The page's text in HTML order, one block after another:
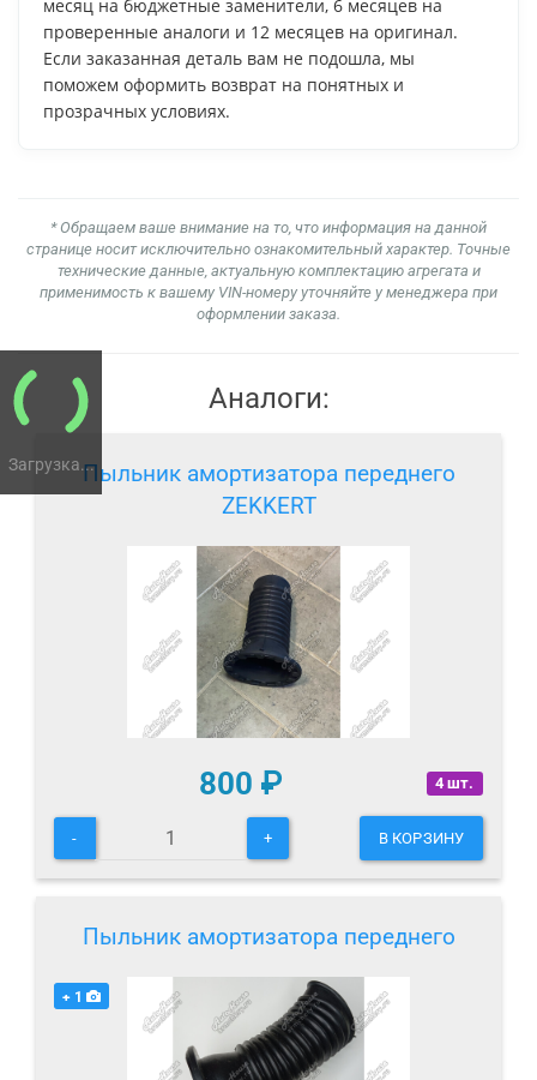
Загрузка...
месяц на бюджетные заменители, 6 месяцев на
проверенные аналоги и 12 месяцев на оригинал.
Если заказанная деталь вам не подошла, мы
поможем оформить возврат на понятных и
прозрачных условиях.
* Обращаем ваше внимание на то, что информация на данной
странице носит исключительно ознакомительный характер. Точные
технические данные, актуальную комплектацию агрегата и
применимость к вашему VIN-номеру уточняйте у менеджера при
оформлении заказа.
Аналоги:
Пыльник амортизатора переднего
ZEKKERT
4 шт.
800 ₽
- + В КОРЗИНУ
Пыльник амортизатора переднего
+ 1